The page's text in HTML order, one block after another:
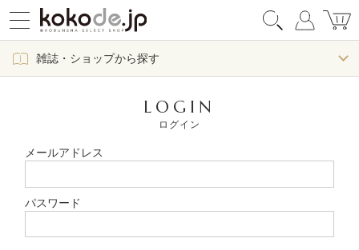
雑誌・ショップから探す
LOGIN
ログイン
メールアドレス
パスワード